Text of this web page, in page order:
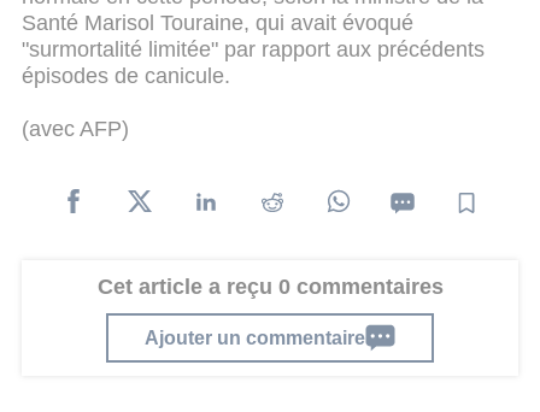
Santé Marisol Touraine, qui avait évoqué
"surmortalité limitée" par rapport aux précédents
épisodes de canicule.
(avec AFP)
Cet article a reçu 0 commentaires
Ajouter un commentaire